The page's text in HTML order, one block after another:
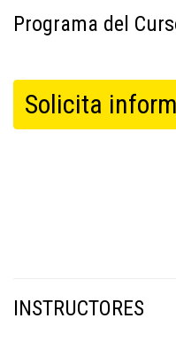
Programa del
Solicita
INSTRUCTORES